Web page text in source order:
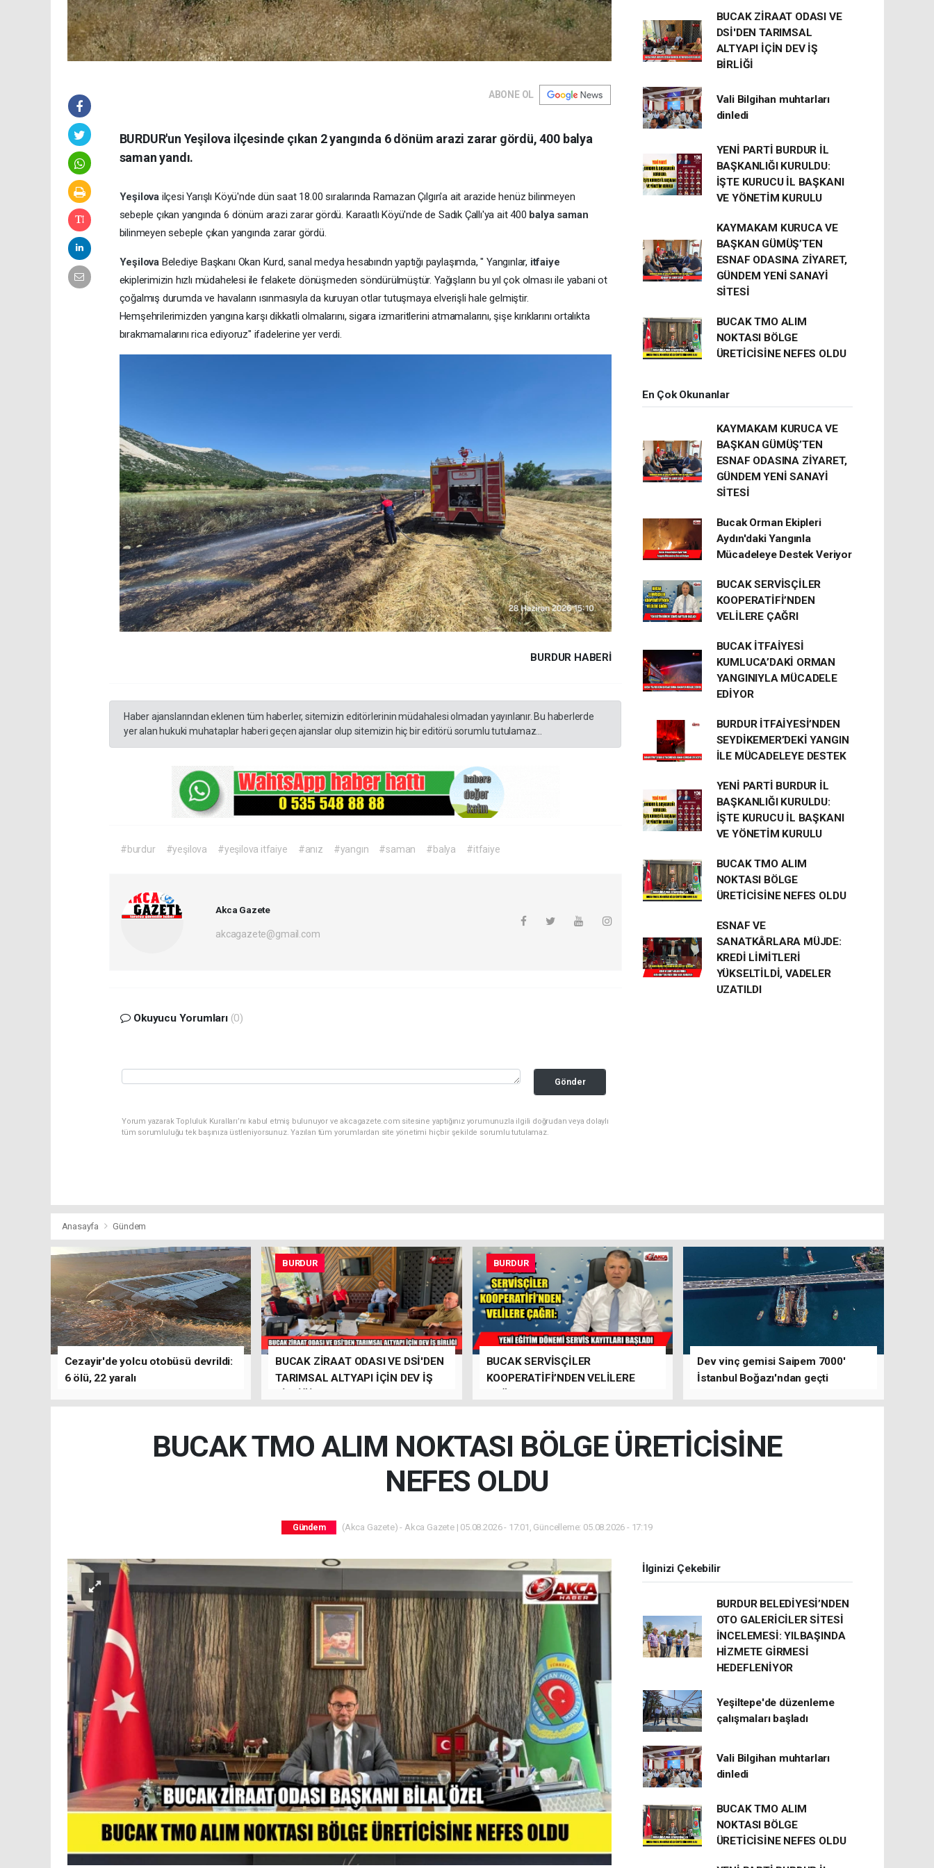
ABONE OL
BURDUR'un Yeşilova ilçesinde çıkan 2 yangında 6 dönüm arazi zarar gördü, 400 balya
saman yandı.
Yeşilova ilçesi Yarışlı Köyü'nde dün saat 18.00 sıralarında Ramazan Çılgın'a ait arazide henüz bilinmeyen
sebeple çıkan yangında 6 dönüm arazi zarar gördü. Karaatlı Köyü'nde de Sadık Çallı'ya ait 400 balya saman
bilinmeyen sebeple çıkan yangında zarar gördü.
Yeşilova Belediye Başkanı Okan Kurd, sanal medya hesabındn yaptığı paylaşımda, " Yangınlar, itfaiye
ekiplerimizin hızlı müdahelesi ile felakete dönüşmeden söndürülmüştür. Yağışların bu yıl çok olması ile yabani ot
çoğalmış durumda ve havaların ısınmasıyla da kuruyan otlar tutuşmaya elverişli hale gelmiştir.
Hemşehrilerimizden yangına karşı dikkatli olmalarını, sigara izmaritlerini atmamalarını, şişe kırıklarını ortalıkta
bırakmamalarını rica ediyoruz" ifadelerine yer verdi.
BURDUR HABERİ
Haber ajanslarından eklenen tüm haberler, sitemizin editörlerinin müdahalesi olmadan yayınlanır. Bu haberlerde
yer alan hukuki muhataplar haberi geçen ajanslar olup sitemizin hiç bir editörü sorumlu tutulamaz...
#burdur #yeşilova #yeşilova itfaiye #anız #yangın #saman #balya #itfaiye
Akca Gazete
akcagazete@gmail.com
Okuyucu Yorumları (0)
Gönder
Yorum yazarak Topluluk Kuralları’nı kabul etmiş bulunuyor ve akcagazete.com sitesine yaptığınız yorumunuzla ilgili doğrudan veya dolaylı
tüm sorumluluğu tek başınıza üstleniyorsunuz. Yazılan tüm yorumlardan site yönetimi hiçbir şekilde sorumlu tutulamaz.
BUCAK ZİRAAT ODASI VE
DSİ'DEN TARIMSAL
ALTYAPI İÇİN DEV İŞ
BİRLİĞİ
Vali Bilgihan muhtarları
dinledi
YENİ PARTİ BURDUR İL
BAŞKANLIĞI KURULDU:
İŞTE KURUCU İL BAŞKANI
VE YÖNETİM KURULU
KAYMAKAM KURUCA VE
BAŞKAN GÜMÜŞ’TEN
ESNAF ODASINA ZİYARET,
GÜNDEM YENİ SANAYİ
SİTESİ
BUCAK TMO ALIM
NOKTASI BÖLGE
ÜRETİCİSİNE NEFES OLDU
En Çok Okunanlar
KAYMAKAM KURUCA VE
BAŞKAN GÜMÜŞ’TEN
ESNAF ODASINA ZİYARET,
GÜNDEM YENİ SANAYİ
SİTESİ
Bucak Orman Ekipleri
Aydın'daki Yangınla
Mücadeleye Destek Veriyor
BUCAK SERVİSÇİLER
KOOPERATİFİ’NDEN
VELİLERE ÇAĞRI
BUCAK İTFAİYESİ
KUMLUCA’DAKİ ORMAN
YANGINIYLA MÜCADELE
EDİYOR
BURDUR İTFAİYESİ’NDEN
SEYDİKEMER’DEKİ YANGIN
İLE MÜCADELEYE DESTEK
YENİ PARTİ BURDUR İL
BAŞKANLIĞI KURULDU:
İŞTE KURUCU İL BAŞKANI
VE YÖNETİM KURULU
BUCAK TMO ALIM
NOKTASI BÖLGE
ÜRETİCİSİNE NEFES OLDU
ESNAF VE
SANATKÂRLARA MÜJDE:
KREDİ LİMİTLERİ
YÜKSELTİLDİ, VADELER
UZATILDI
Anasayfa Gündem
Cezayir'de yolcu otobüsü devrildi:
6 ölü, 22 yaralı
BURDUR
BUCAK ZİRAAT ODASI VE DSİ'DEN
TARIMSAL ALTYAPI İÇİN DEV İŞ
BURDUR
BUCAK SERVİSÇİLER
KOOPERATİFİ’NDEN VELİLERE
Dev vinç gemisi Saipem 7000'
İstanbul Boğazı'ndan geçti
BUCAK TMO ALIM NOKTASI BÖLGE ÜRETİCİSİNE
NEFES OLDU
Gündem (Akca Gazete) - Akca Gazete | 05.08.2026 - 17:01, Güncelleme: 05.08.2026 - 17:19
İlginizi Çekebilir
BURDUR BELEDİYESİ’NDEN
OTO GALERİCİLER SİTESİ
İNCELEMESİ: YILBAŞINDA
HİZMETE GİRMESİ
HEDEFLENİYOR
Yeşiltepe'de düzenleme
çalışmaları başladı
Vali Bilgihan muhtarları
dinledi
BUCAK TMO ALIM
NOKTASI BÖLGE
ÜRETİCİSİNE NEFES OLDU